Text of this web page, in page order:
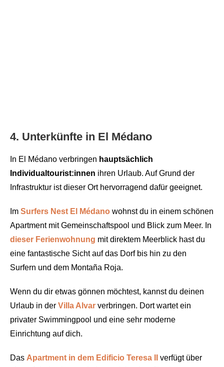
4. Unterkünfte in El Médano
In El Médano verbringen hauptsächlich
Individualtourist:innen ihren Urlaub. Auf Grund der
Infrastruktur ist dieser Ort hervorragend dafür geeignet.
Im Surfers Nest El Médano wohnst du in einem schönen
Apartment mit Gemeinschaftspool und Blick zum Meer. In
dieser Ferienwohnung mit direktem Meerblick hast du
eine fantastische Sicht auf das Dorf bis hin zu den
Surfern und dem Montaña Roja.
Wenn du dir etwas gönnen möchtest, kannst du deinen
Urlaub in der Villa Alvar verbringen. Dort wartet ein
privater Swimmingpool und eine sehr moderne
Einrichtung auf dich.
Das Apartment in dem Edificio Teresa II
verfügt über